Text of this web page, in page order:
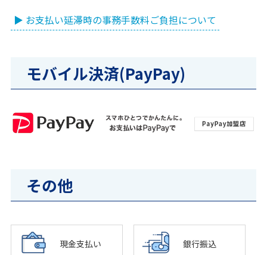
▶ お支払い延滞時の事務手数料ご負担について
モバイル決済(PayPay)
その他
現金支払い 銀行振込